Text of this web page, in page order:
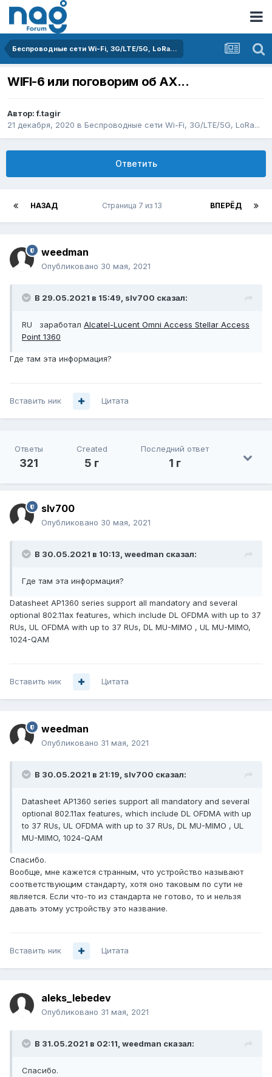
Беспроводные сети Wi-Fi, 3G/LTE/5G, LoRa...
WIFI-6 или поговорим об АХ...
Автор:f.tagir
21 декабря, 2020 в Беспроводные сети Wi-Fi, 3G/LTE/5G, LoRa...
Ответить
НАЗАД ВПЕРЁД
Страница 7 из 13
weedman
Опубликовано 30 мая, 2021
В 29.05.2021 в 15:49, slv700 сказал:
RU заработал Alcatel-Lucent Omni Access Stellar Access
Point 1360
Где там эта информация?
Вставить ник Цитата
Ответы
321
Created
5 г
Последний ответ
1 г
slv700
Опубликовано 30 мая, 2021
В 30.05.2021 в 10:13, weedman сказал:
Где там эта информация?
Datasheet AP1360 series support all mandatory and several
optional 802.11ax features, which include DL OFDMA with up to 37
RUs, UL OFDMA with up to 37 RUs, DL MU-MIMO , UL MU-MIMO,
1024-QAM
Вставить ник Цитата
weedman
Опубликовано 31 мая, 2021
В 30.05.2021 в 21:19, slv700 сказал:
Datasheet AP1360 series support all mandatory and several
optional 802.11ax features, which include DL OFDMA with up
to 37 RUs, UL OFDMA with up to 37 RUs, DL MU-MIMO , UL
MU-MIMO, 1024-QAM
Спасибо.
Вообще, мне кажется странным, что устройство называют
соответствующим стандарту, хотя оно таковым по сути не
является. Если что-то из стандарта не готово, то и нельзя
давать этому устройству это название.
Вставить ник Цитата
aleks_lebedev
Опубликовано 31 мая, 2021
В 31.05.2021 в 02:11, weedman сказал:
Спасибо.